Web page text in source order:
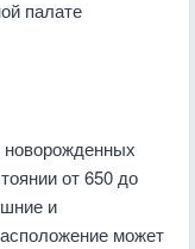
палате
от 650 до
и
может